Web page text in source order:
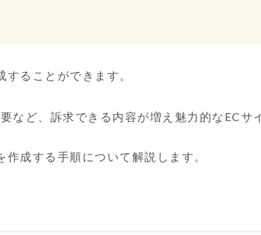
ることができます。
など、訴求できる内容が増え魅力的な ECサ
作成する手順について解説します。